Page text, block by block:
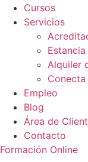
Cursos
Servicios
Alquiler
Empleo
Blog
Área de
Contacto
Formación Online